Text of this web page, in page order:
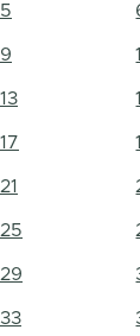
5
9
13
17
21
25
29
33